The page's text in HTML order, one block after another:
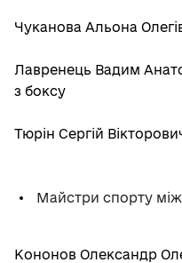
Чуканова Альона
Лавренець Вадим
з боксу
Тюрін Сергій
Майстри спорту
Кононов Олександр